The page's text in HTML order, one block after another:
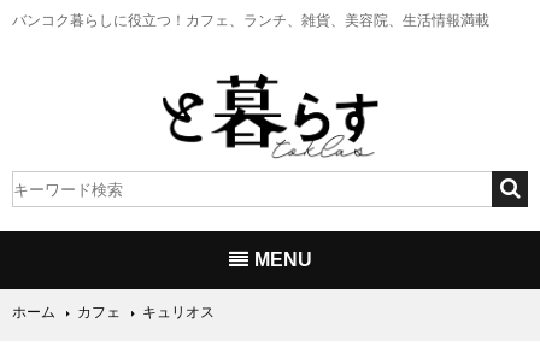
バンコク暮らしに役立つ！ カフェ、ランチ、雑貨、美容院、生活情報満載
MENU
ホーム カフェ キュリオス